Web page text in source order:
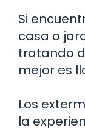
Si
casa o
tratando
mejor es
Los
la